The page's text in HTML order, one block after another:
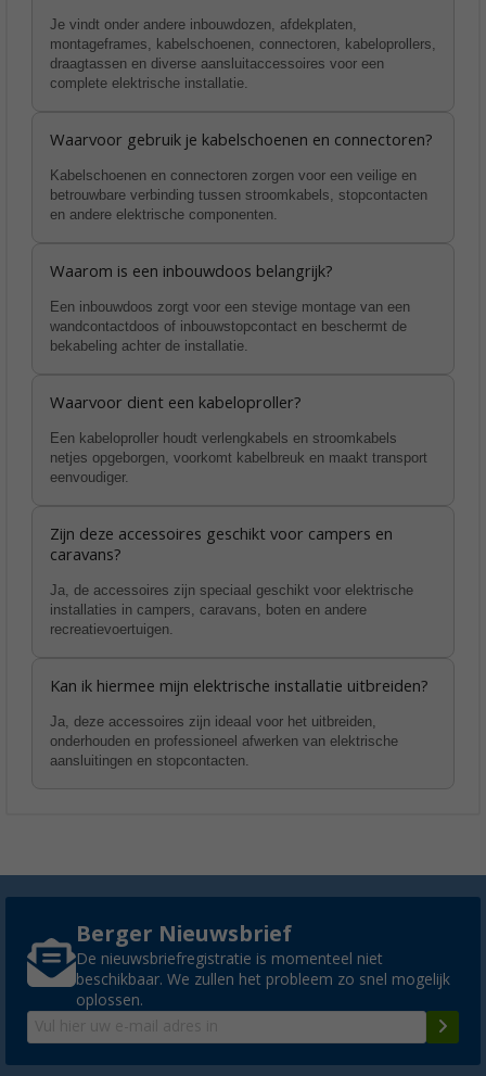
Je vindt onder andere inbouwdozen, afdekplaten,
montageframes, kabelschoenen, connectoren, kabeloprollers,
draagtassen en diverse aansluitaccessoires voor een
complete elektrische installatie.
Waarvoor gebruik je kabelschoenen en connectoren?
Kabelschoenen en connectoren zorgen voor een veilige en
betrouwbare verbinding tussen stroomkabels, stopcontacten
en andere elektrische componenten.
Waarom is een inbouwdoos belangrijk?
Een inbouwdoos zorgt voor een stevige montage van een
wandcontactdoos of inbouwstopcontact en beschermt de
bekabeling achter de installatie.
Waarvoor dient een kabeloproller?
Een kabeloproller houdt verlengkabels en stroomkabels
netjes opgeborgen, voorkomt kabelbreuk en maakt transport
eenvoudiger.
Zijn deze accessoires geschikt voor campers en
caravans?
Ja, de accessoires zijn speciaal geschikt voor elektrische
installaties in campers, caravans, boten en andere
recreatievoertuigen.
Kan ik hiermee mijn elektrische installatie uitbreiden?
Ja, deze accessoires zijn ideaal voor het uitbreiden,
onderhouden en professioneel afwerken van elektrische
aansluitingen en stopcontacten.
Berger Nieuwsbrief
De nieuwsbriefregistratie is momenteel niet
beschikbaar. We zullen het probleem zo snel mogelijk
oplossen.